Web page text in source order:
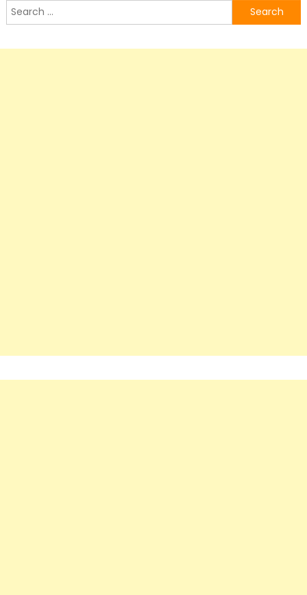
Search
for: